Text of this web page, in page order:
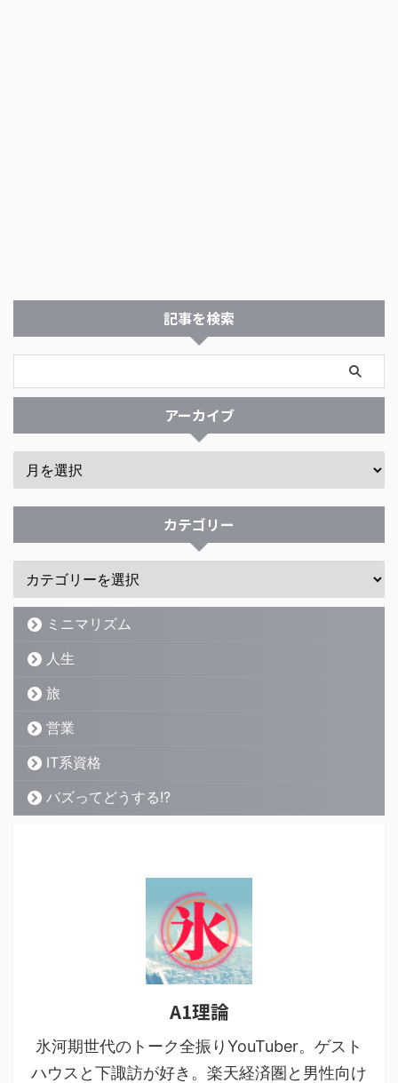
記事を検索
アーカイブ
カテゴリー
ミニマリズム
人生
旅
営業
IT系資格
バズってどうする!?
A1理論
氷河期世代のトーク全振りYouTuber。ゲスト
ハウスと下諏訪が好き。楽天経済圏と男性向け